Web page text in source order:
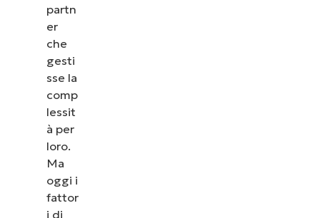
partn
er
che
gesti
sse la
comp
lessit
à per
loro.
Ma
oggi i
fattor
i di